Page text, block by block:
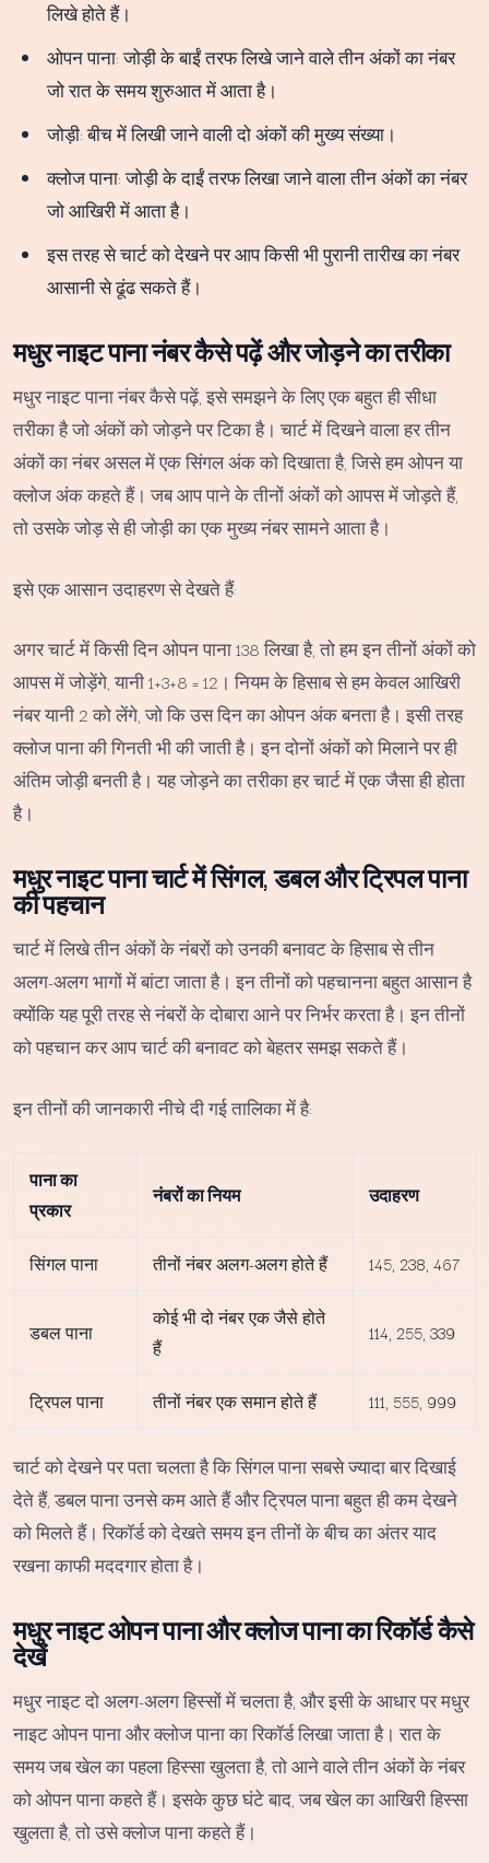
लिखे होते हैं।
ओपन पाना: जोड़ी के बाईं तरफ लिखे जाने वाले तीन अंकों का नंबर
जो रात के समय शुरुआत में आता है।
जोड़ी: बीच में लिखी जाने वाली दो अंकों की मुख्य संख्या।
क्लोज पाना: जोड़ी के दाईं तरफ लिखा जाने वाला तीन अंकों का नंबर
जो आखिरी में आता है।
इस तरह से चार्ट को देखने पर आप किसी भी पुरानी तारीख का नंबर
आसानी से ढूंढ सकते हैं।
मधुर नाइट पाना नंबर कैसे पढ़ें और जोड़ने का तरीका
मधुर नाइट पाना नंबर कैसे पढ़ें, इसे समझने के लिए एक बहुत ही सीधा
तरीका है जो अंकों को जोड़ने पर टिका है। चार्ट में दिखने वाला हर तीन
अंकों का नंबर असल में एक सिंगल अंक को दिखाता है, जिसे हम ओपन या
क्लोज अंक कहते हैं। जब आप पाने के तीनों अंकों को आपस में जोड़ते हैं,
तो उसके जोड़ से ही जोड़ी का एक मुख्य नंबर सामने आता है।
इसे एक आसान उदाहरण से देखते हैं:
अगर चार्ट में किसी दिन ओपन पाना 138 लिखा है, तो हम इन तीनों अंकों को
आपस में जोड़ेंगे, यानी 1+3+8 = 12। नियम के हिसाब से हम केवल आखिरी
नंबर यानी 2 को लेंगे, जो कि उस दिन का ओपन अंक बनता है। इसी तरह
क्लोज पाना की गिनती भी की जाती है। इन दोनों अंकों को मिलाने पर ही
अंतिम जोड़ी बनती है। यह जोड़ने का तरीका हर चार्ट में एक जैसा ही होता
है।
मधुर नाइट पाना चार्ट में सिंगल, डबल और ट्रिपल पाना
की पहचान
चार्ट में लिखे तीन अंकों के नंबरों को उनकी बनावट के हिसाब से तीन
अलग-अलग भागों में बांटा जाता है। इन तीनों को पहचानना बहुत आसान है
क्योंकि यह पूरी तरह से नंबरों के दोबारा आने पर निर्भर करता है। इन तीनों
को पहचान कर आप चार्ट की बनावट को बेहतर समझ सकते हैं।
इन तीनों की जानकारी नीचे दी गई तालिका में है:
पाना का
प्रकार
नंबरों का नियम उदाहरण
सिंगल पाना तीनों नंबर अलग-अलग होते हैं 145, 238, 467
डबल पाना
कोई भी दो नंबर एक जैसे होते
हैं
114, 255, 339
ट्रिपल पाना तीनों नंबर एक समान होते हैं 111, 555, 999
चार्ट को देखने पर पता चलता है कि सिंगल पाना सबसे ज्यादा बार दिखाई
देते हैं, डबल पाना उनसे कम आते हैं और ट्रिपल पाना बहुत ही कम देखने
को मिलते हैं। रिकॉर्ड को देखते समय इन तीनों के बीच का अंतर याद
रखना काफी मददगार होता है।
मधुर नाइट ओपन पाना और क्लोज पाना का रिकॉर्ड कैसे
देखें
मधुर नाइट दो अलग-अलग हिस्सों में चलता है, और इसी के आधार पर मधुर
नाइट ओपन पाना और क्लोज पाना का रिकॉर्ड लिखा जाता है। रात के
समय जब खेल का पहला हिस्सा खुलता है, तो आने वाले तीन अंकों के नंबर
को ओपन पाना कहते हैं। इसके कुछ घंटे बाद, जब खेल का आखिरी हिस्सा
खुलता है, तो उसे क्लोज पाना कहते हैं।